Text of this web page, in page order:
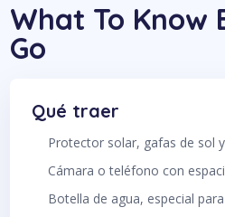
What To Know
Go
Qué traer
Protector solar, gafas de sol
Cámara o teléfono con
Botella de agua, especial